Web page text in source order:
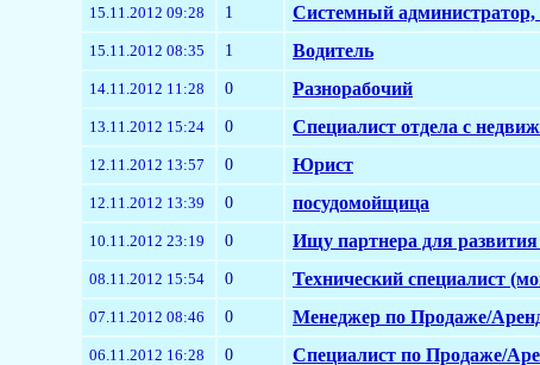
15.11.2012 09:28 1 Системный администратор,
15.11.2012 08:35 1 Водитель
14.11.2012 11:28 0 Разнорабочий
13.11.2012 15:24 0 Специалист отдела с
12.11.2012 13:57 0 Юрист
12.11.2012 13:39 0 посудомойщица
10.11.2012 23:19 0 Ищу партнера для развития
08.11.2012 15:54 0 Технический специалист
07.11.2012 08:46 0 Менеджер по Продаже/
06.11.2012 16:28 0 Cпециалист по Продаже/